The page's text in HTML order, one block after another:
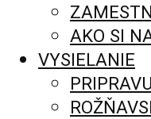
AKO SI
VYSIELANIE